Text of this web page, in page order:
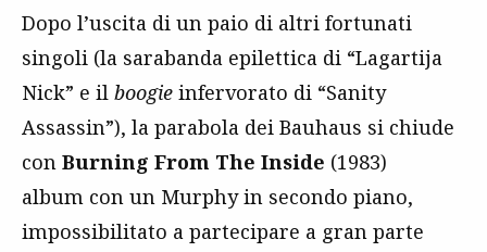
Dopo l’uscita di un paio di altri fortunati
singoli (la sarabanda epilettica di “Lagartija
Nick” e il boogie infervorato di “Sanity
Assassin”), la parabola dei Bauhaus si chiude
con Burning From The Inside (1983)
album con un Murphy in secondo piano,
impossibilitato a partecipare a gran parte